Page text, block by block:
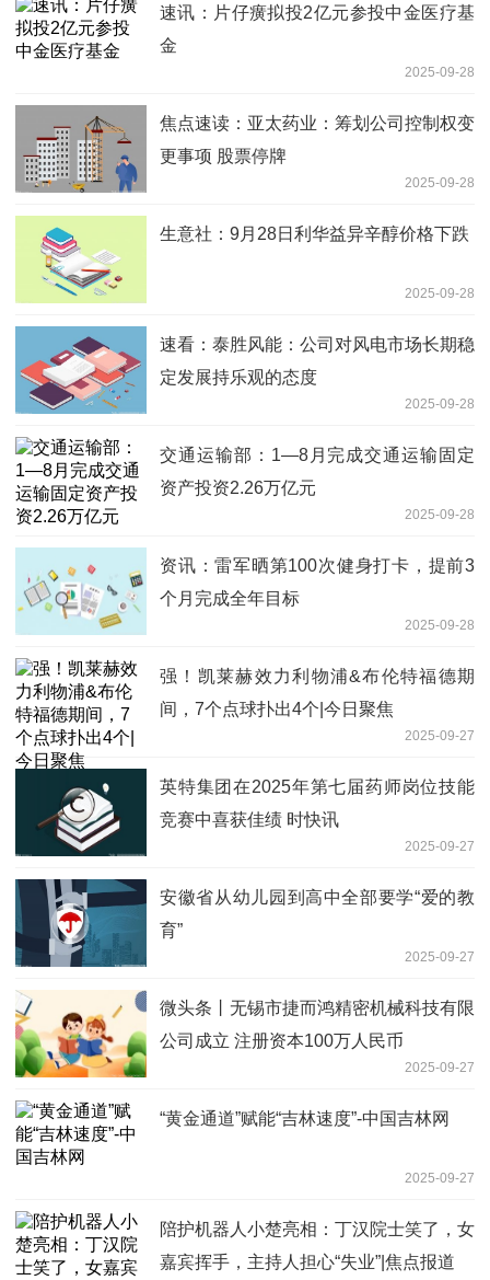
速讯：片仔癀拟投2亿元参投中金医疗基
金
2025-09-28
焦点速读：亚太药业：筹划公司控制权变
更事项 股票停牌
2025-09-28
生意社：9月28日利华益异辛醇价格下跌
2025-09-28
速看：泰胜风能：公司对风电市场长期稳
定发展持乐观的态度
2025-09-28
交通运输部：1—8月完成交通运输固定
资产投资2.26万亿元
2025-09-28
资讯：雷军晒第100次健身打卡，提前3
个月完成全年目标
2025-09-28
强！凯莱赫效力利物浦&布伦特福德期
间，7个点球扑出4个|今日聚焦
2025-09-27
英特集团在2025年第七届药师岗位技能
竞赛中喜获佳绩 时快讯
2025-09-27
安徽省从幼儿园到高中全部要学“爱的教
育”
2025-09-27
微头条丨无锡市捷而鸿精密机械科技有限
公司成立 注册资本100万人民币
2025-09-27
“黄金通道”赋能“吉林速度”-中国吉林网
2025-09-27
陪护机器人小楚亮相：丁汉院士笑了，女
嘉宾挥手，主持人担心“失业”|焦点报道